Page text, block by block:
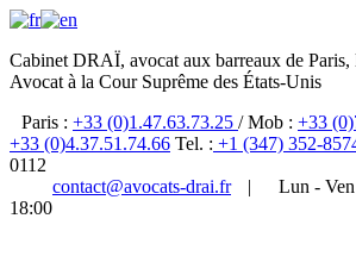
Cabinet DRAÏ, avocat aux barreaux de
Avocat à la Cour Suprême des États-Unis
Paris : +33 (0)1.47.63.73.25 / Mob : +33
+33 (0)4.37.51.74.66 Tel. : +1 (347) 352-
0112
contact@avocats-drai.fr
|
Lun -
18:00